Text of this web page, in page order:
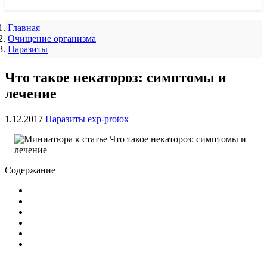
Главная
Очищение организма
Паразиты
Что такое некатороз: симптомы и
лечение
1.12.2017 Паразиты exp-protox
Содержание